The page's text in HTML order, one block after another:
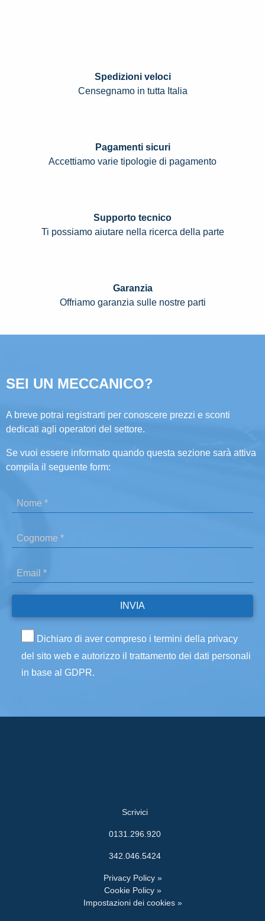
Spedizioni veloci
Censegnamo in tutta Italia
Pagamenti sicuri
Accettiamo varie tipologie di pagamento
Supporto tecnico
Ti possiamo aiutare nella ricerca della parte
Garanzia
Offriamo garanzia sulle nostre parti
SEI UN MECCANICO?
A breve potrai registrarti per conoscere prezzi e sconti
dedicati agli operatori del settore.
Se vuoi essere informato quando questa sezione sarà attiva
compila il seguente form:
Dichiaro di aver compreso i termini della privacy
del sito web e autorizzo il trattamento dei dati personali
in base al GDPR.
Scrivici
0131.296.920
342.046.5424
Privacy Policy »
Cookie Policy »
Impostazioni dei cookies »